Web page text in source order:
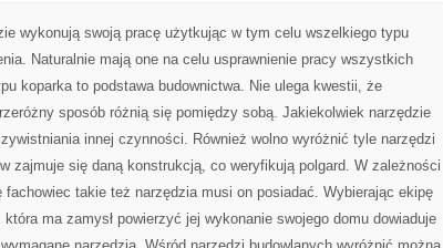
wykonują swoją pracę użytkując w tym celu wszelkiego typu
Naturalnie mają one na celu usprawnienie pracy wszystkich
koparka to podstawa budownictwa. Nie ulega kwestii, że
sposób różnią się pomiędzy sobą. Jakiekolwiek narzędzie
innej czynności. Również wolno wyróżnić tyle narzędzi
zajmuje się daną konstrukcją, co weryfikują polgard. W zależności
takie też narzędzia musi on posiadać. Wybierając ekipę
ma zamysł powierzyć jej wykonanie swojego domu dowiaduje